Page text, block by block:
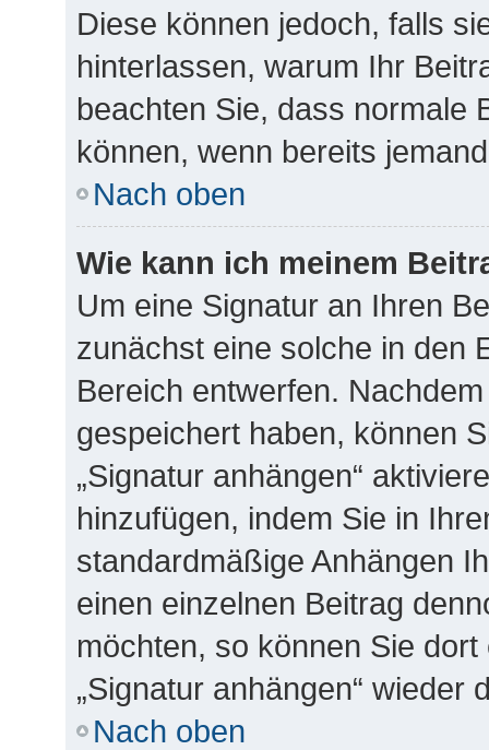
Diese können jedoch, falls
hinterlassen, warum Ihr
beachten Sie, dass normale
können, wenn bereits
Nach oben
Wie kann ich meinem
Um eine Signatur an Ihren
zunächst eine solche in den
Bereich entwerfen.
gespeichert haben, können
„Signatur anhängen“
hinzufügen, indem Sie in
standardmäßige Anhängen
einen einzelnen Beitrag
möchten, so können Sie
„Signatur anhängen“ wieder
Nach oben